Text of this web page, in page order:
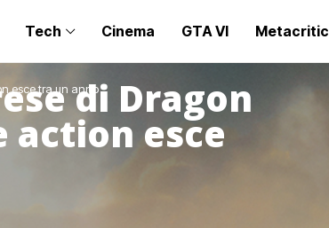
Tech Cinema GTA VI Metacritic
esce tra un annodi Dragon
action esce